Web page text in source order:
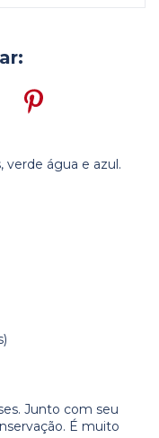
verde água e azul.
Junto com seu
É muito